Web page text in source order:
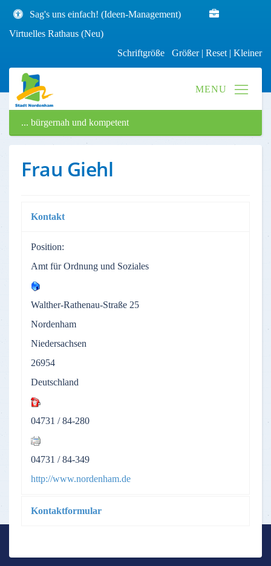
Sag's uns einfach! (Ideen-Management)
Virtuelles Rathaus (Neu)
Schriftgröße Größer| Reset | Kleiner
... bürgernah und kompetent
Frau Giehl
Kontakt
Position:
Amt für Ordnung und Soziales
Walther-Rathenau-Straße 25
Nordenham
Niedersachsen
26954
Deutschland
04731 / 84-280
04731 / 84-349
http://www.nordenham.de
Kontaktformular
*Benötigtes Feld